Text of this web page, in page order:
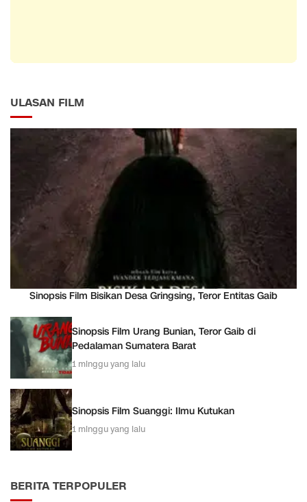
ULASAN FILM
Sinopsis Film Bisikan Desa Gringsing, Teror Entitas Gaib
Sinopsis Film Urang Bunian, Teror Gaib di
Pedalaman Sumatera Barat
1 minggu yang lalu
Sinopsis Film Suanggi: Ilmu Kutukan
1 minggu yang lalu
BERITA TERPOPULER